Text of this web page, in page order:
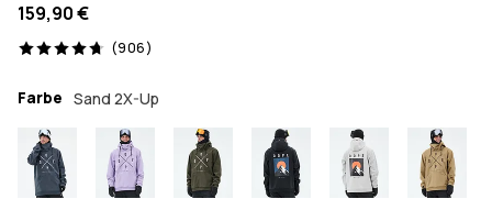
159,90 €
(906)
906 Reviews, 4.7/5
Farbe Sand 2X-Up